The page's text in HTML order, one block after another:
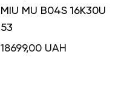
MIU MU B04S 16K30U
53
18699,00 UAH